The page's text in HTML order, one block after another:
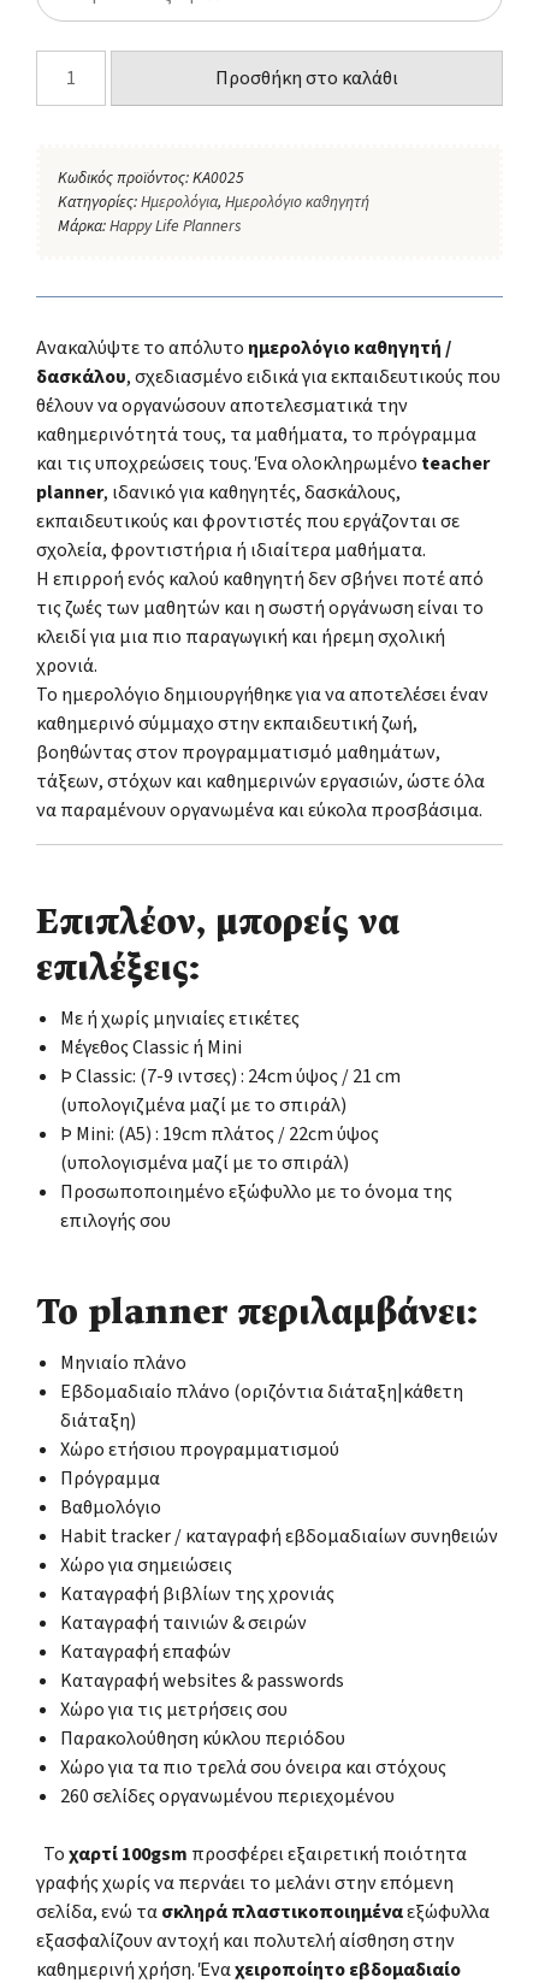
Προσθήκη στο καλάθι
Κωδικός προϊόντος:KA0025
Κατηγορίες:Ημερολόγια, Ημερολόγιο καθηγητή
Μάρκα:Happy Life Planners
Ανακαλύψτε το απόλυτο ημερολόγιο καθηγητή /
δασκάλου, σχεδιασμένο ειδικά για εκπαιδευτικούς που
θέλουν να οργανώσουν αποτελεσματικά την
καθημερινότητά τους, τα μαθήματα, το πρόγραμμα
και τις υποχρεώσεις τους. Ένα ολοκληρωμένο teacher
planner, ιδανικό για καθηγητές, δασκάλους,
εκπαιδευτικούς και φροντιστές που εργάζονται σε
σχολεία, φροντιστήρια ή ιδιαίτερα μαθήματα.
Η επιρροή ενός καλού καθηγητή δεν σβήνει ποτέ από
τις ζωές των μαθητών και η σωστή οργάνωση είναι το
κλειδί για μια πιο παραγωγική και ήρεμη σχολική
χρονιά.
Το ημερολόγιο δημιουργήθηκε για να αποτελέσει έναν
καθημερινό σύμμαχο στην εκπαιδευτική ζωή,
βοηθώντας στον προγραμματισμό μαθημάτων,
τάξεων, στόχων και καθημερινών εργασιών, ώστε όλα
να παραμένουν οργανωμένα και εύκολα προσβάσιμα.
Επιπλέον, μπορείς να
επιλέξεις:
Με ή χωρίς μηνιαίες ετικέτες
Μέγεθος Classic ή Mini
Þ Classic: (7-9 ιντσες) : 24cm ύψος / 21 cm
(υπολογιζμένα μαζί με το σπιράλ)
Þ Mini: (Α5) : 19cm πλάτος / 22cm ύψος
(υπολογισμένα μαζί με το σπιράλ)
Προσωποποιημένο εξώφυλλο με το όνομα της
επιλογής σου
Το planner περιλαμβάνει:
Μηνιαίο πλάνο
Εβδομαδιαίο πλάνο (οριζόντια διάταξη|κάθετη
διάταξη)
Χώρο ετήσιου προγραμματισμού
Πρόγραμμα
Βαθμολόγιο
Habit tracker / καταγραφή εβδομαδιαίων συνηθειών
Χώρο για σημειώσεις
Καταγραφή βιβλίων της χρονιάς
Καταγραφή ταινιών & σειρών
Καταγραφή επαφών
Καταγραφή websites & passwords
Χώρο για τις μετρήσεις σου
Παρακολούθηση κύκλου περιόδου
Χώρο για τα πιο τρελά σου όνειρα και στόχους
260 σελίδες οργανωμένου περιεχομένου
Τοχαρτί 100gsm προσφέρει εξαιρετική ποιότητα
γραφής χωρίς να περνάει το μελάνι στην επόμενη
σελίδα, ενώ τασκληρά πλαστικοποιημέναεξώφυλλα
εξασφαλίζουν αντοχή και πολυτελή αίσθηση στην
καθημερινή χρήση. Έναχειροποίητο εβδομαδιαίο